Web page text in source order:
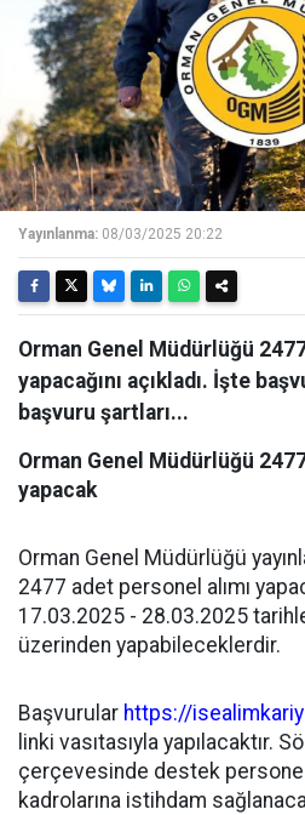
Yayınlanma: 08/03/2025 20:22
Orman Genel Müdürlüğü
yapacağını açıkladı. İşte
başvuru şartları...
Orman Genel Müdürlüğü
yapacak
Orman Genel Müdürlüğü
2477 adet personel alımı
17.03.2025 - 28.03.2025
üzerinden yapabileceklerdir.
Başvurular https://
linki vasıtasıyla yapılacaktır.
çerçevesinde destek
kadrolarına istihdam